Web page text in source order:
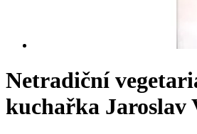
Netradiční
kuchařka Jaroslav